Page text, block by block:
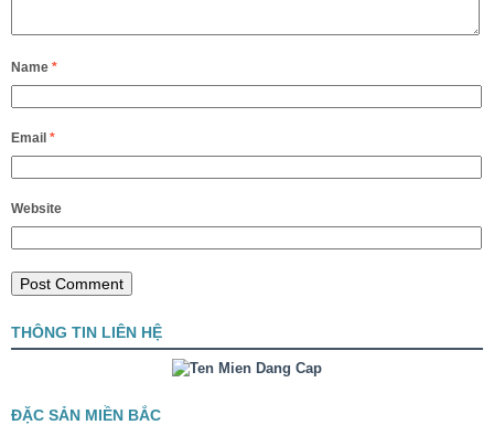
Name *
Email *
Website
THÔNG TIN LIÊN HỆ
ĐẶC SẢN MIỀN BẮC